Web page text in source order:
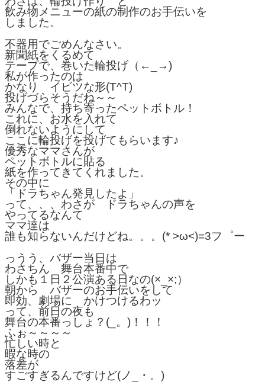
飲み物メニューの紙の制作のお手伝いを
しました。
不器用でごめんなさい。
新聞紙をくるめて
テープで、巻いた輪投げ（←_→)
私が作ったのは
かなり イビツな形(T^T)
投げづらそうだね～～
みんなで、持ち寄ったペットボトル！
これに、お水を入れて
倒れないようにして
ここに輪投げを投げてもらいます♪
優秀なママさんが
ペットボトルに貼る
紙を作ってきてくれました。
その中に
「ドラちゃん発見したよ」
って、、、わさが ドラちゃんの声を
やってるなんて
ママ達は
誰も知らないんだけどね。。。(* >ω<)=3フ゜ー
っうう、バザー当日は
わさちん 舞台本番中で
しかも１日２公演ある日なの(×_×;）
朝から バザーのお手伝いをして
即効、劇場に かけつけるわッ
って、前日の夜も
舞台の本番っしょ？(_。)！！！
ふぉ～～～～
忙しい時と
暇な時の
落差が
すごすぎるんですけど(ノ_・。)